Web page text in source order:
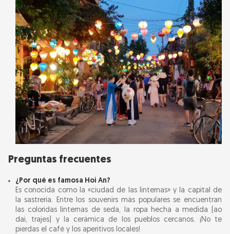
Preguntas frecuentes
¿Por qué es famosa Hoi An?
Es conocida como la «ciudad de las linternas» y la capital de
la sastrería. Entre los souvenirs más populares se encuentran
las coloridas linternas de seda, la ropa hecha a medida (ao
dai, trajes) y la cerámica de los pueblos cercanos. ¡No te
pierdas el café y los aperitivos locales!